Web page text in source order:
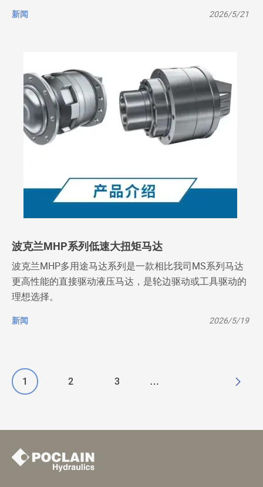
新闻 2026/5/21
波克兰MHP系列低速大扭矩马达
波克兰MHP多用途马达系列是一款相比我司MS系列马达
更高性能的直接驱动液压马达，是轮边驱动或工具驱动的
理想选择。
新闻 2026/5/19
当
页
1
页
2
页
3 …